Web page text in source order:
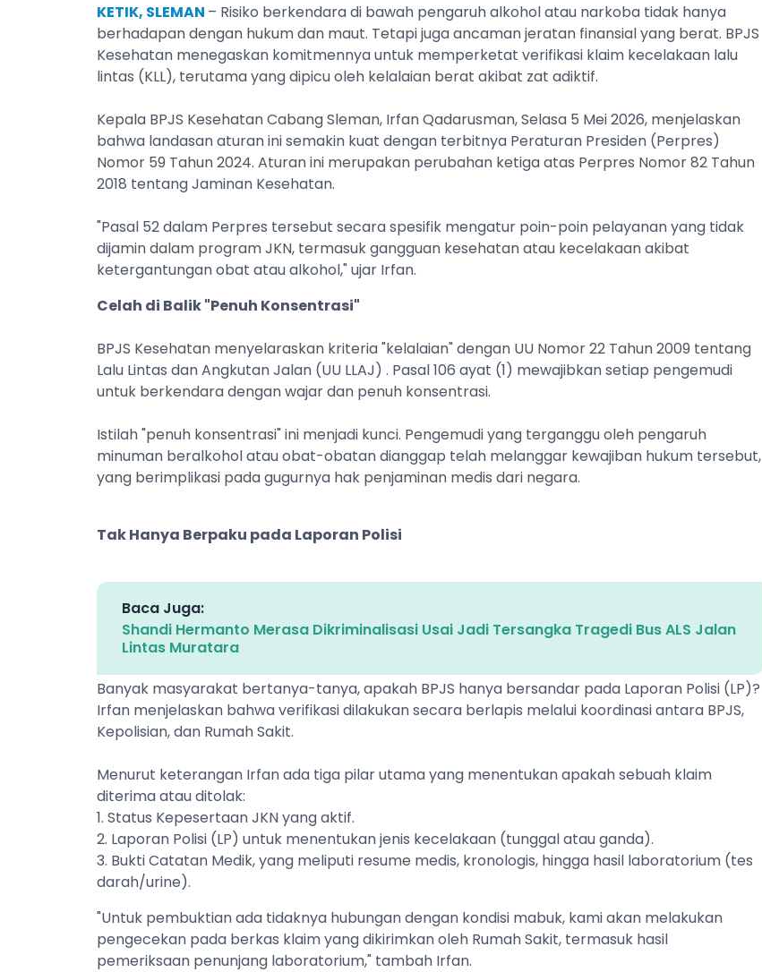
KETIK, SLEMAN – Risiko berkendara di bawah pengaruh alkohol atau narkoba tidak hanya
berhadapan dengan hukum dan maut. Tetapi juga ancaman jeratan finansial yang berat. BPJS
Kesehatan menegaskan komitmennya untuk memperketat verifikasi klaim kecelakaan lalu
lintas (KLL), terutama yang dipicu oleh kelalaian berat akibat zat adiktif.
Kepala BPJS Kesehatan Cabang Sleman, Irfan Qadarusman, Selasa 5 Mei 2026, menjelaskan
bahwa landasan aturan ini semakin kuat dengan terbitnya Peraturan Presiden (Perpres)
Nomor 59 Tahun 2024. Aturan ini merupakan perubahan ketiga atas Perpres Nomor 82 Tahun
2018 tentang Jaminan Kesehatan.
"Pasal 52 dalam Perpres tersebut secara spesifik mengatur poin-poin pelayanan yang tidak
dijamin dalam program JKN, termasuk gangguan kesehatan atau kecelakaan akibat
ketergantungan obat atau alkohol," ujar Irfan.
Celah di Balik "Penuh Konsentrasi"
BPJS Kesehatan menyelaraskan kriteria "kelalaian" dengan UU Nomor 22 Tahun 2009 tentang
Lalu Lintas dan Angkutan Jalan (UU LLAJ) . Pasal 106 ayat (1) mewajibkan setiap pengemudi
untuk berkendara dengan wajar dan penuh konsentrasi.
Istilah "penuh konsentrasi" ini menjadi kunci. Pengemudi yang terganggu oleh pengaruh
minuman beralkohol atau obat-obatan dianggap telah melanggar kewajiban hukum tersebut,
yang berimplikasi pada gugurnya hak penjaminan medis dari negara.
Tak Hanya Berpaku pada Laporan Polisi
Baca Juga:
Shandi Hermanto Merasa Dikriminalisasi Usai Jadi Tersangka Tragedi Bus ALS Jalan
Lintas Muratara
Banyak masyarakat bertanya-tanya, apakah BPJS hanya bersandar pada Laporan Polisi (LP)?
Irfan menjelaskan bahwa verifikasi dilakukan secara berlapis melalui koordinasi antara BPJS,
Kepolisian, dan Rumah Sakit.
Menurut keterangan Irfan ada tiga pilar utama yang menentukan apakah sebuah klaim
diterima atau ditolak:
1. Status Kepesertaan JKN yang aktif.
2. Laporan Polisi (LP) untuk menentukan jenis kecelakaan (tunggal atau ganda).
3. Bukti Catatan Medik, yang meliputi resume medis, kronologis, hingga hasil laboratorium (tes
darah/urine).
"Untuk pembuktian ada tidaknya hubungan dengan kondisi mabuk, kami akan melakukan
pengecekan pada berkas klaim yang dikirimkan oleh Rumah Sakit, termasuk hasil
pemeriksaan penunjang laboratorium," tambah Irfan.